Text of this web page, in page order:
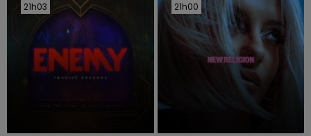
21h03
21h03 21h00
21h00